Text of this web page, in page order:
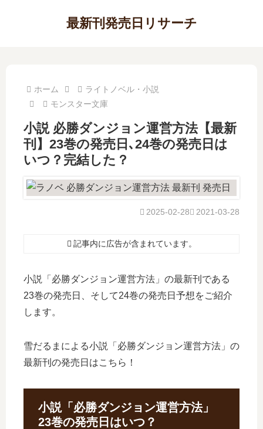
最新刊発売日リサーチ
ホーム
ライトノベル・小説
モンスター文庫
小説 必勝ダンジョン運営方法【最新
刊】23巻の発売日､24巻の発売日は
いつ？完結した？
2021-03-28
2025-02-28
記事内に広告が含まれています。
小説「必勝ダンジョン運営方法」の最新刊である
23巻の発売日、そして24巻の発売日予想をご紹介
します。
雪だるまによる小説「必勝ダンジョン運営方法」の
最新刊の発売日はこちら！
小説「必勝ダンジョン運営方法」
23巻の発売日はいつ？